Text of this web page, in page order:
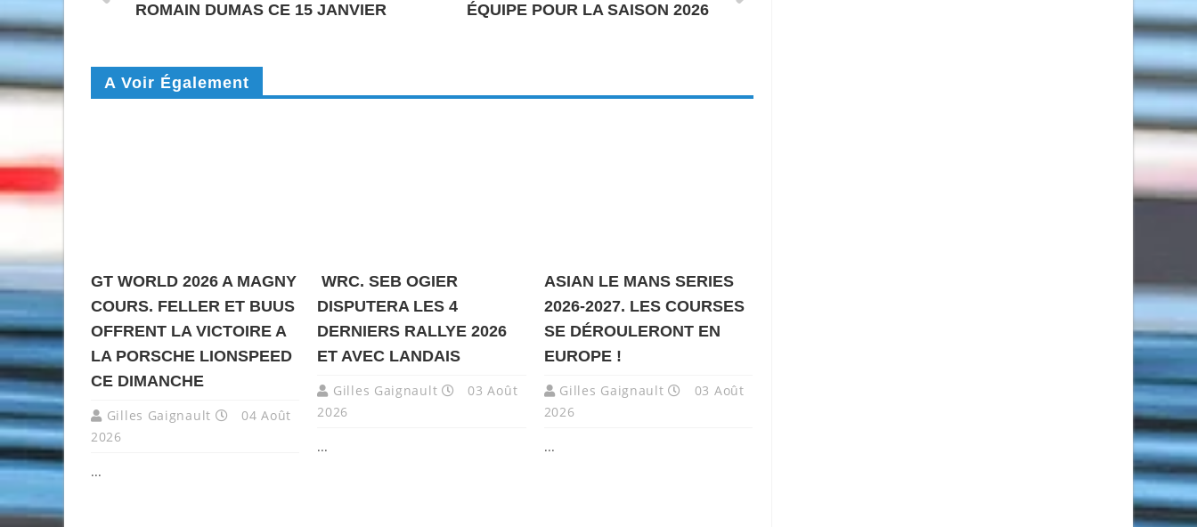
ROMAIN DUMAS CE 15 JANVIER
ÉQUIPE POUR LA SAISON 2026
A Voir Également
GT WORLD 2026 A MAGNY
COURS. FELLER ET BUUS
OFFRENT LA VICTOIRE A
LA PORSCHE LIONSPEED
CE DIMANCHE
Gilles Gaignault
04 Août
2026
...
WRC. SEB OGIER
DISPUTERA LES 4
DERNIERS RALLYE 2026
ET AVEC LANDAIS
Gilles Gaignault
03 Août
2026
...
ASIAN LE MANS SERIES
2026-2027. LES COURSES
SE DÉROULERONT EN
EUROPE !
Gilles Gaignault
03 Août
2026
...